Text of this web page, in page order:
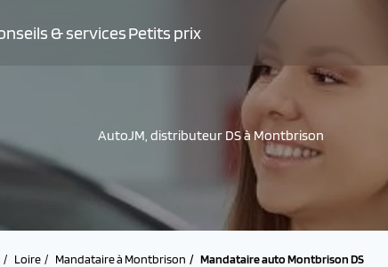
& servicesPetits prix
AutoJM, distributeur DS à Montbrison
Loire Mandataire à Montbrison Mandataire auto Montbrison DS